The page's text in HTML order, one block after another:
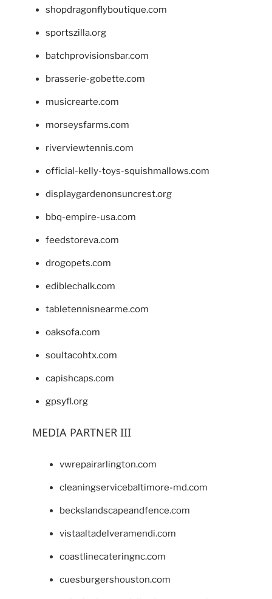
shopdragonflyboutique.com
sportszilla.org
batchprovisionsbar.com
brasserie-gobette.com
musicrearte.com
morseysfarms.com
riverviewtennis.com
official-kelly-toys-squishmallows.com
displaygardenonsuncrest.org
bbq-empire-usa.com
feedstoreva.com
drogopets.com
ediblechalk.com
tabletennisnearme.com
oaksofa.com
soultacohtx.com
capishcaps.com
gpsyfl.org
MEDIA PARTNER III
vwrepairarlington.com
cleaningservicebaltimore-md.com
beckslandscapeandfence.com
vistaaltadelveramendi.com
coastlinecateringnc.com
cuesburgershouston.com